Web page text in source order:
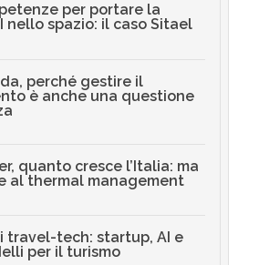
per portare la
nello spazio: il caso Sitael
perché gestire il
è anche una questione
quanto cresce l’Italia: ma
al thermal management
travel-tech: startup, AI e
per il turismo